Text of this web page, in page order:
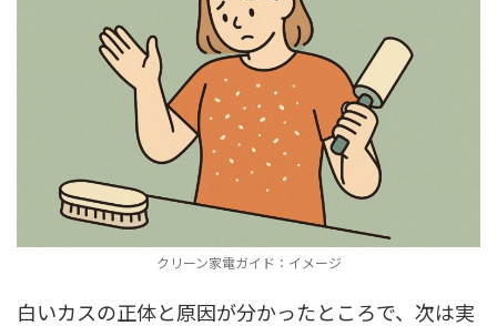
クリーン家電ガイド：イメージ
白いカスの正体と原因が分かったところで、次は実